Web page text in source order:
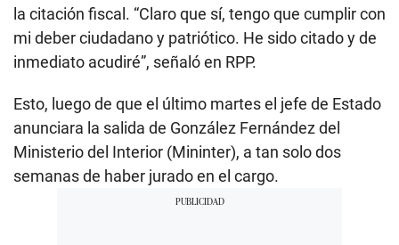
la citación fiscal. “Claro que sí, tengo que cumplir con
mi deber ciudadano y patriótico. He sido citado y de
inmediato acudiré”, señaló en RPP.
Esto, luego de que el último martes el jefe de Estado
anunciara la salida de González Fernández del
Ministerio del Interior (Mininter), a tan solo dos
semanas de haber jurado en el cargo.